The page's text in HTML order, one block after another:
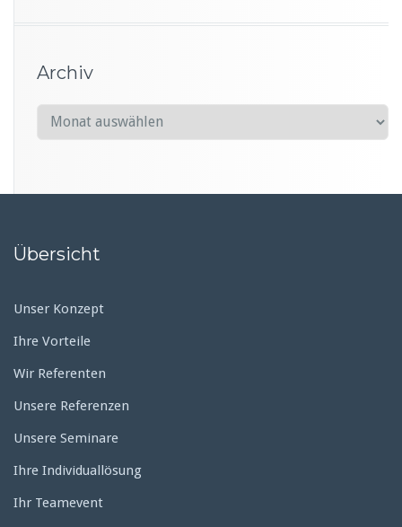
Archiv
r
Übersicht
Unser Konzept
Ihre Vorteile
Wir Referenten
Unsere Referenzen
Unsere Seminare
Ihre Individuallösung
Ihr Teamevent